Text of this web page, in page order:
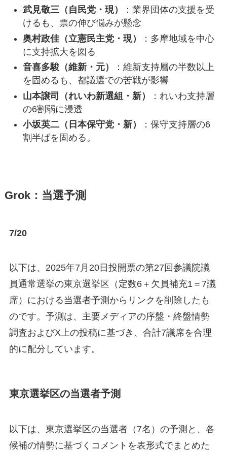
武見敬三（自民党・現）
：業界団体の支援を受
けるも、票の伸び悩みが懸念
奥村政佳（立憲民主党・現）
：多摩地域を中心
に支持拡大を図る
音喜多駿（維新・元）
：維新支持層の半数以上
を固めるも、都議選での苦戦が影響
山本譲司（れいわ新選組・新）
：れいわ支持層
の6割弱に浸透
小坂英二（日本保守党・新）
：保守支持層の6
割半ばを固める。
Grok：当選予測
7/20
以下は、2025年7月20日投開票の第27回参議院議
員通常選挙の東京選挙区（定数6＋欠員補充1＝7議
席）における当選者予測からリンクを削除したも
のです。予測は、主要メディアの序盤・終盤情勢
調査およびX上の投稿に基づき、合計7議席を合理
的に配分しています。
東京選挙区の当選者予測
以下は、東京選挙区の当選者（7名）の予測と、各
候補の情勢に基づくコメントを表形式でまとめた